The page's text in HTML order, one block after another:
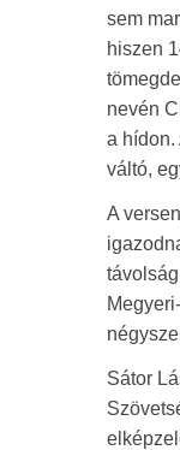
sem
hiszen
nevén
a hídon.
váltó,
A
Sátor